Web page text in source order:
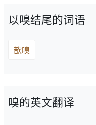
以嗅结尾的词语
歆嗅
嗅的英文翻译